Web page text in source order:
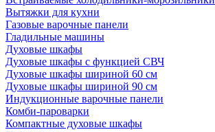
Вытяжки для кухни
Газовые варочные панели
Гладильные машины
Духовые шкафы
Духовые шкафы с функцией СВЧ
Духовые шкафы шириной 60 см
Духовые шкафы шириной 90 см
Индукционные варочные панели
Комби-пароварки
Компактные духовые шкафы